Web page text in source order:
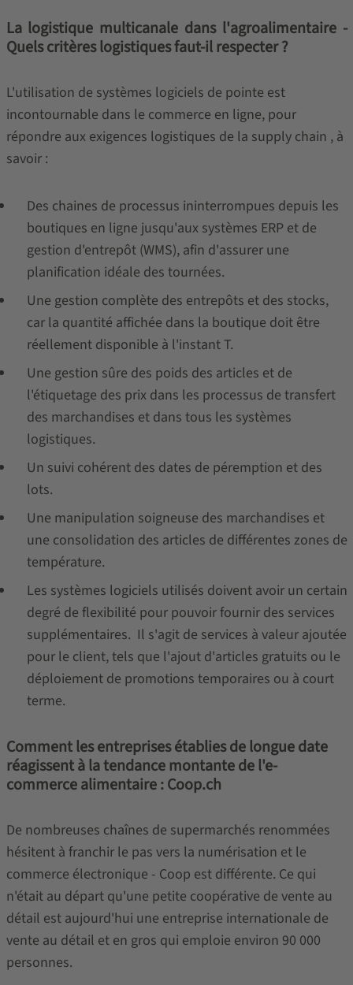
La logistique multicanale dans l'agroalimentaire -
Quels critères logistiques faut-il respecter ?
L'utilisation de systèmes logiciels de pointe est
incontournable dans le commerce en ligne, pour
répondre aux exigences logistiques de la supply chain , à
savoir :
Des chaines de processus ininterrompues depuis les
boutiques en ligne jusqu'aux systèmes ERP et de
gestion d'entrepôt (WMS), afin d'assurer une
planification idéale des tournées.
Une gestion complète des entrepôts et des stocks,
car la quantité affichée dans la boutique doit être
réellement disponible à l'instant T.
Une gestion sûre des poids des articles et de
l'étiquetage des prix dans les processus de transfert
des marchandises et dans tous les systèmes
logistiques.
Un suivi cohérent des dates de péremption et des
lots.
Une manipulation soigneuse des marchandises et
une consolidation des articles de différentes zones de
température.
Les systèmes logiciels utilisés doivent avoir un certain
degré de flexibilité pour pouvoir fournir des services
supplémentaires. Il s'agit de services à valeur ajoutée
pour le client, tels que l'ajout d'articles gratuits ou le
déploiement de promotions temporaires ou à court
terme.
Comment les entreprises établies de longue date
réagissent à la tendance montante de l'e-
commerce alimentaire : Coop.ch
De nombreuses chaînes de supermarchés renommées
hésitent à franchir le pas vers la numérisation et le
commerce électronique - Coop est différente. Ce qui
n'était au départ qu'une petite coopérative de vente au
détail est aujourd'hui une entreprise internationale de
vente au détail et en gros qui emploie environ 90 000
personnes.